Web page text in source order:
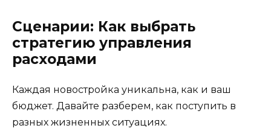
Сценарии: Как выбрать
стратегию управления
расходами
Каждая новостройка уникальна, как и ваш
бюджет. Давайте разберем, как поступить в
разных жизненных ситуациях.